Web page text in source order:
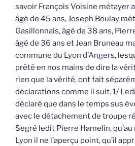
savoir François Voisine métayer
âgé de 45 ans, Joseph Boulay
Gasillonnais, âgé de 38 ans,
âgé de 36 ans et Jean Bruneau
commune du Lyon d’Angers,
prêté en nos mains de dire la
rien que la vérité, ont fait
déclarations comme il suit. 1/
déclaré que dans le temps sus
avec le détachement de troupe
Segré ledit Pierre Hamelin,
Lyon il ne l’aperçu point, qu’il